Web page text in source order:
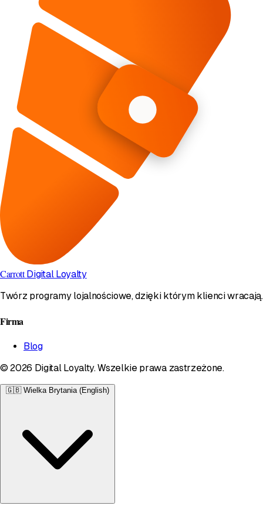
Carrott Digital Loyalty
Twórz programy lojalnościowe, dzięki którym klienci wracają.
Firma
Blog
© 2026 Digital Loyalty. Wszelkie prawa zastrzeżone.
🇬🇧 Wielka Brytania (English)